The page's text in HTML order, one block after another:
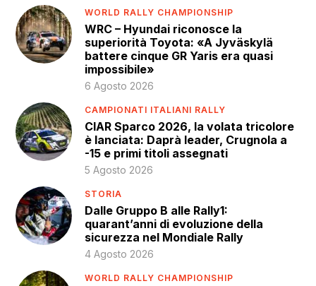
WORLD RALLY CHAMPIONSHIP
WRC – Hyundai riconosce la
superiorità Toyota: «A Jyväskylä
battere cinque GR Yaris era quasi
impossibile»
6 Agosto 2026
CAMPIONATI ITALIANI RALLY
CIAR Sparco 2026, la volata tricolore
è lanciata: Daprà leader, Crugnola a
-15 e primi titoli assegnati
5 Agosto 2026
STORIA
Dalle Gruppo B alle Rally1:
quarant’anni di evoluzione della
sicurezza nel Mondiale Rally
4 Agosto 2026
WORLD RALLY CHAMPIONSHIP